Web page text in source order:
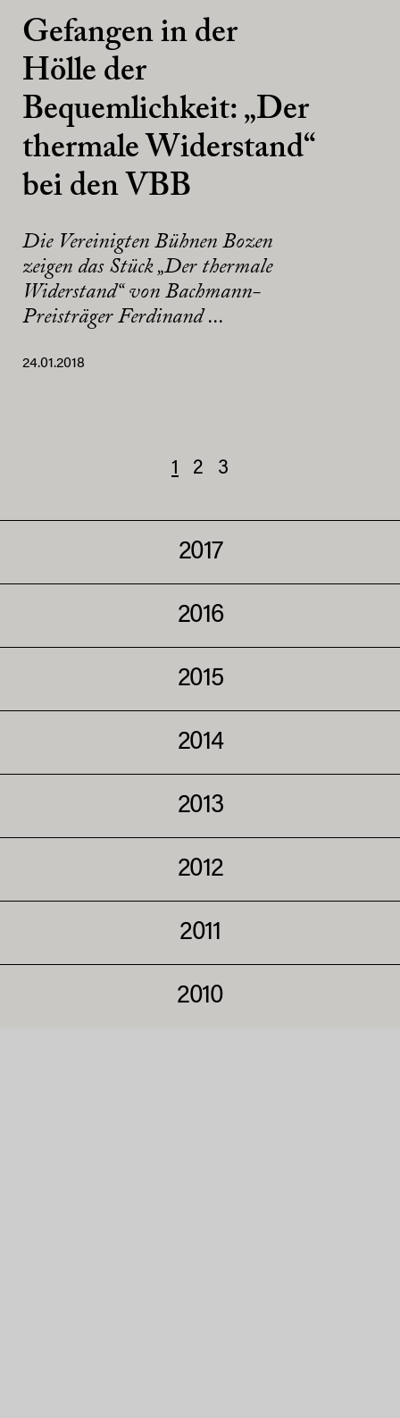
Gefangen in der
Hölle der
Bequemlichkeit: „Der
thermale Widerstand“
bei den VBB
Die Vereinigten Bühnen Bozen
zeigen das Stück „Der thermale
Widerstand“ von Bachmann-
Preisträger Ferdinand ...
24.01.2018
1 2 3
2017
2016
2015
2014
2013
2012
2011
2010